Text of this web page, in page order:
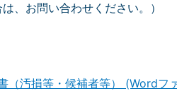
は、お問い合わせください。）
（汚損等・候補者等） (Wordフ